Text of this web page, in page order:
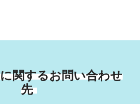
関するお問い合わせ
先